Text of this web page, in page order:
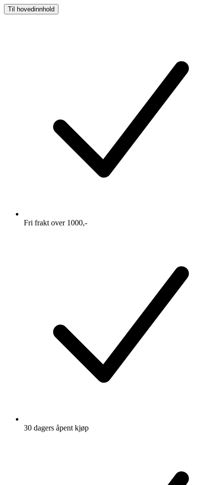
Til hovedinnhold
Fri frakt over 1000,-
30 dagers åpent kjøp